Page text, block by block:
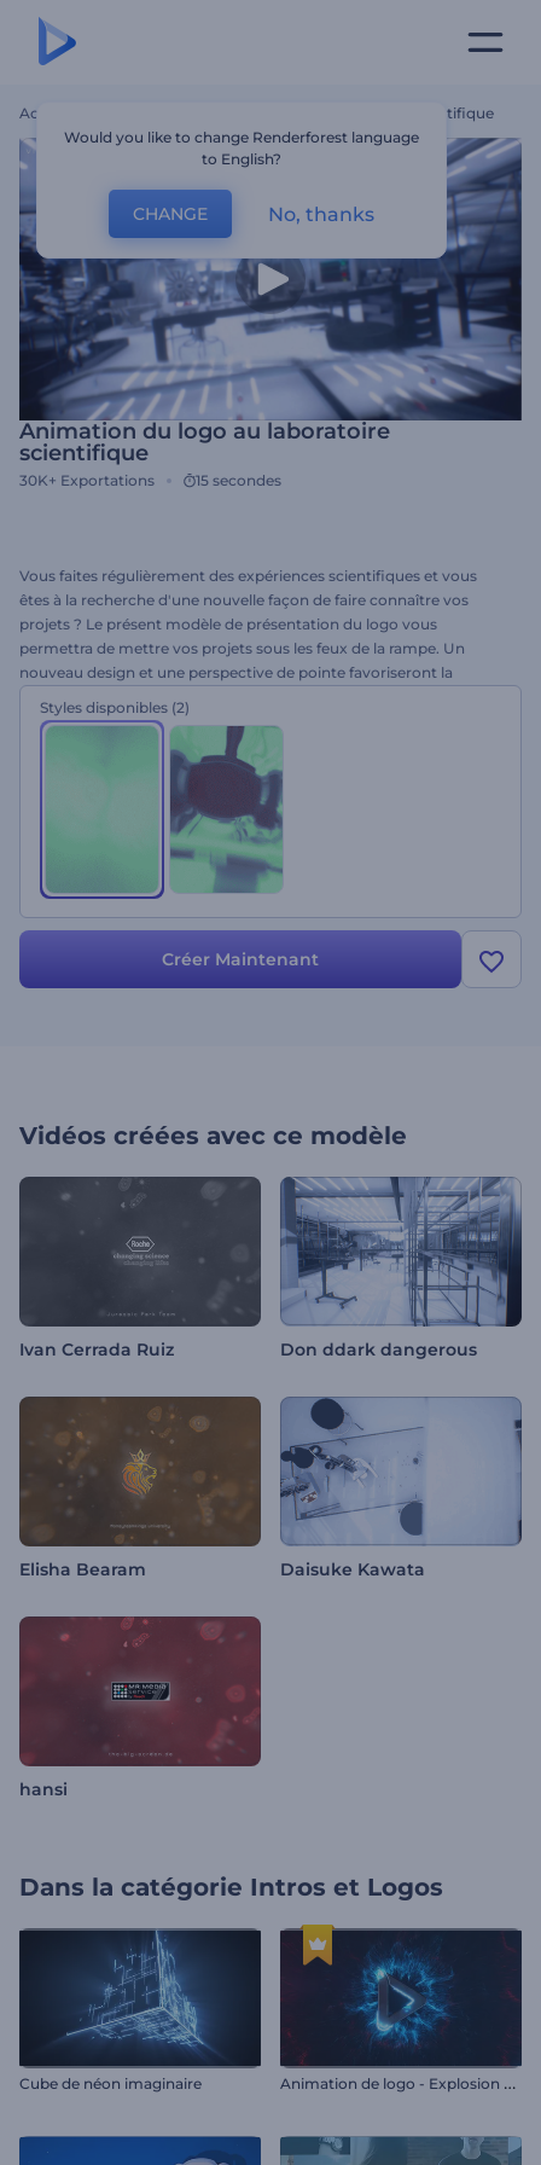
Accueil Animation Du Logo Au Laboratoire Scientifique
Animation du logo au laboratoire
scientifique
30K+ Exportations 15 secondes
Vous faites régulièrement des expériences scientifiques et vous
êtes à la recherche d'une nouvelle façon de faire connaître vos
projets ? Le présent modèle de présentation du logo vous
permettra de mettre vos projets sous les feux de la rampe. Un
nouveau design et une perspective de pointe favoriseront la
scientifiques, les projets biologiques et médicaux. Obtenez une
nouvelle vidéo en seulement quelques minutes.
Styles disponibles (2)
Créer Maintenant
Vidéos créées avec ce modèle
Ivan Cerrada Ruiz Don ddark dangerous
Elisha Bearam Daisuke Kawata
hansi
Dans la catégorie Intros et Logos
Cube de néon imaginaire A
nimation de logo - Explosion d'ondes de choc
Would you like to change Renderforest language
to English?
CHANGE No, thanks